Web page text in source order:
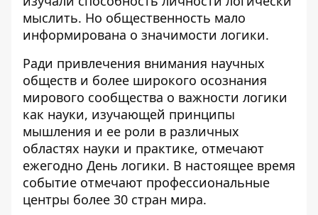
мыслить. Но общественность мало
информирована о значимости логики.
Ради привлечения внимания научных
обществ и более широкого осознания
мирового сообщества о важности логики
как науки, изучающей принципы
мышления и ее роли в различных
областях науки и практике, отмечают
ежегодно День логики. В настоящее время
событие отмечают профессиональные
центры более 30 стран мира.